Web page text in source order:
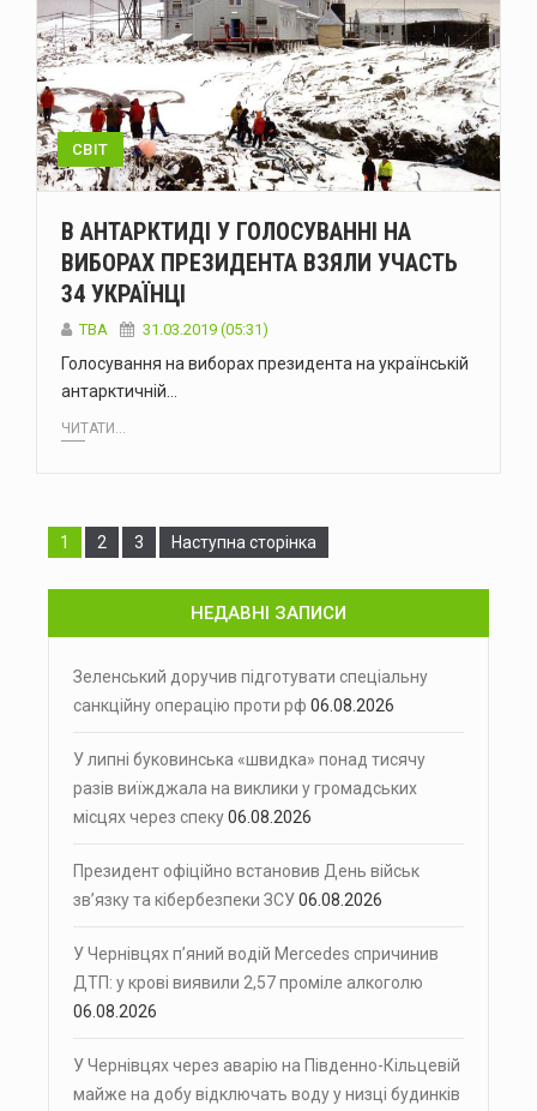
СВІТ
В АНТАРКТИДІ У ГОЛОСУВАННІ НА
ВИБОРАХ ПРЕЗИДЕНТА ВЗЯЛИ УЧАСТЬ
34 УКРАЇНЦІ
TBA 31.03.2019 (05:31)
Голосування на виборах президента на українській
антарктичній…
ЧИТАТИ...
Сторінка
1 Сторінка
2 Сторінка
3 Наступна сторінка
НЕДАВНІ ЗАПИСИ
Зеленський доручив підготувати спеціальну
санкційну операцію проти рф 06.08.2026
У липні буковинська «швидка» понад тисячу
разів виїжджала на виклики у громадських
місцях через спеку06.08.2026
Президент офіційно встановив День військ
зв’язку та кібербезпеки ЗСУ06.08.2026
У Чернівцях п’яний водій Mercedes спричинив
ДТП: у крові виявили 2,57 проміле алкоголю
06.08.2026
У Чернівцях через аварію на Південно-Кільцевій
майже на добу відключать воду у низці будинків